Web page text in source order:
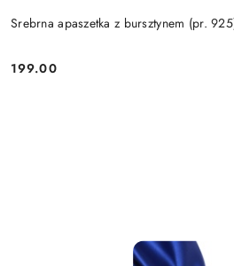
Srebrna apaszetka z bursztynem (pr.
Cena:
199.00